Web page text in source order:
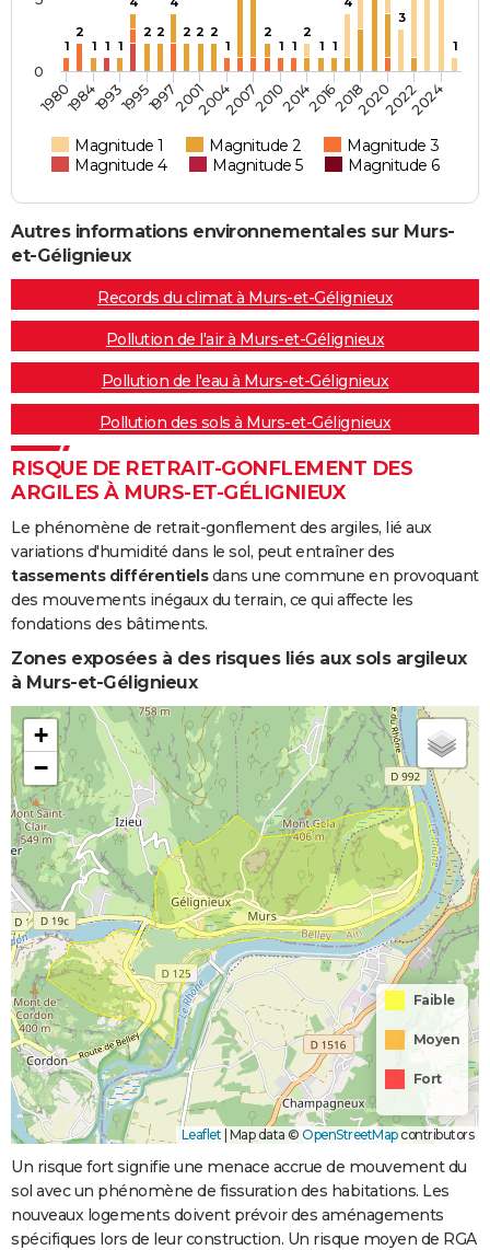
1
2
1 1 1
2 2
2 2 2
1
2
1 1
2
1 1
3
1
Magnitude 1 Magnitude 2
Magnitude 3
Magnitude 4
Magnitude 5 Magnitude 6
198019841993199519972001200420072010201420162018202020222024
0
Autres informations environnementales sur Murs-
et-Gélignieux
Records du climat à Murs-et-Gélignieux
Pollution de l'air à Murs-et-Gélignieux
Pollution de l'eau à Murs-et-Gélignieux
Pollution des sols à Murs-et-Gélignieux
RISQUE DE RETRAIT-GONFLEMENT DES
ARGILES À MURS-ET-GÉLIGNIEUX
Le phénomène de retrait-gonflement des argiles, lié aux
variations d'humidité dans le sol, peut entraîner des
tassements différentielsdans une commune en provoquant
des mouvements inégaux du terrain, ce qui affecte les
fondations des bâtiments.
Zones exposées à des risques liés aux sols argileux
à Murs-et-Gélignieux
+
−
Faible
Moyen
Fort
Leaflet | Map data © OpenStreetMapcontributors
Un risque fort signifie une menace accrue de mouvement du
sol avec un phénomène de fissuration des habitations. Les
nouveaux logements doivent prévoir des aménagements
spécifiques lors de leur construction. Un risque moyen de RGA